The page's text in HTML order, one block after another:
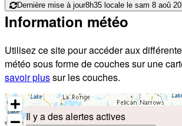
Dernière mise à jour8h35 locale le sam 8 aoû
Information météo
Utilisez ce site pour accéder aux
météo sous forme de couches sur une
savoir plussur les couches.
Il y a des alertes actives